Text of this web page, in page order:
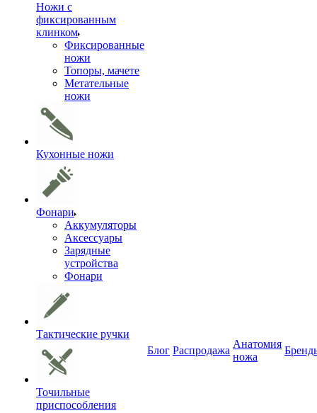
Ножи с
фиксированным
клинком
Фиксированные
ножи
Топоры, мачете
Метательные
ножи
Кухонные ножи
Фонари
Аккумуляторы
Аксессуары
Зарядные
устройства
Фонари
Тактические ручки
Точильные
приспособления
Блог Распродажа
Анатомия
ножа